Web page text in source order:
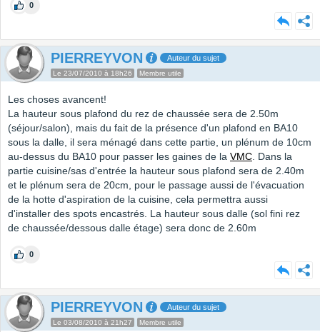
0
PIERREYVON Auteur du sujet
Le 23/07/2010 à 18h26 Membre utile
Les choses avancent!
La hauteur sous plafond du rez de chaussée sera de 2.50m
(séjour/salon), mais du fait de la présence d'un plafond en BA10
sous la dalle, il sera ménagé dans cette partie, un plénum de 10cm
au-dessus du BA10 pour passer les gaines de la VMC. Dans la
partie cuisine/sas d'entrée la hauteur sous plafond sera de 2.40m
et le plénum sera de 20cm, pour le passage aussi de l'évacuation
de la hotte d'aspiration de la cuisine, cela permettra aussi
d'installer des spots encastrés. La hauteur sous dalle (sol fini rez
de chaussée/dessous dalle étage) sera donc de 2.60m
0
PIERREYVON Auteur du sujet
Le 03/08/2010 à 21h27 Membre utile